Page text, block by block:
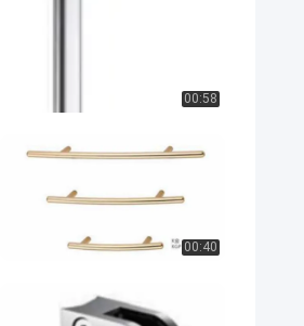
00:58
00:40